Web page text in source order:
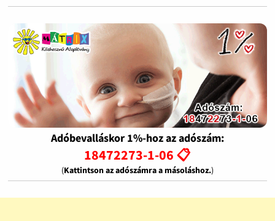
Adóbevalláskor 1%-hoz az adószám:
18472273-1-06 📋
(Kattintson az adószámra a másoláshoz.)